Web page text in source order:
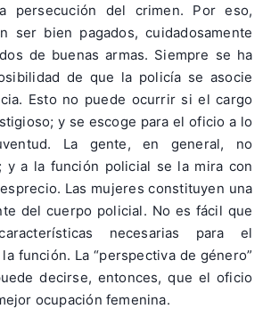
persecución del crimen. Por eso,
ser bien pagados, cuidadosamente
de buenas armas. Siempre se ha
de que la policía se asocie
Esto no puede ocurrir si el cargo
y se escoge para el oficio a lo
La gente, en general, no
y a la función policial se la mira con
Las mujeres constituyen una
del cuerpo policial. No es fácil que
necesarias para el
función. La “perspectiva de género”
decirse, entonces, que el oficio
ocupación femenina.